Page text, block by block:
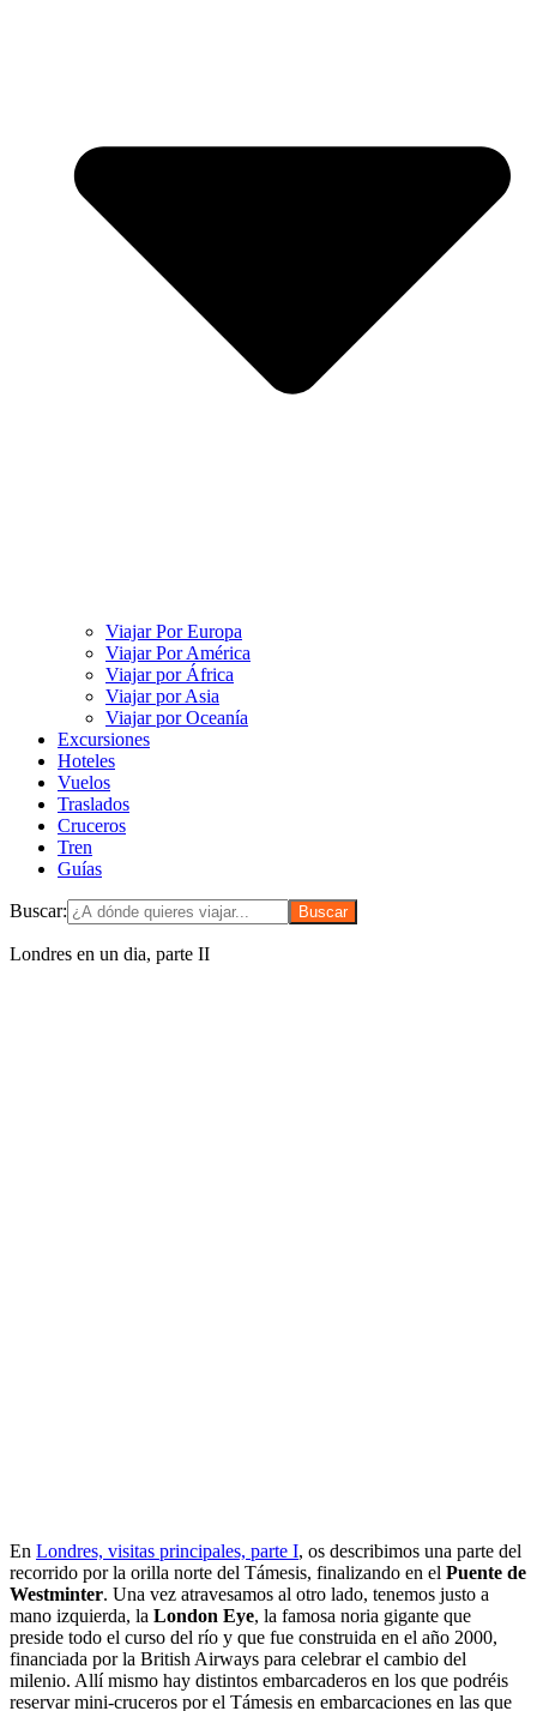
Viajar Por Europa
Viajar Por América
Viajar por África
Viajar por Asia
Viajar por Oceanía
Excursiones
Hoteles
Vuelos
Traslados
Cruceros
Tren
Guías
Buscar:
Londres en un dia, parte II
En Londres, visitas principales, parte I, os describimos una parte del
recorrido por la orilla norte del Támesis, finalizando en el Puente de
Westminter. Una vez atravesamos al otro lado, tenemos justo a
mano izquierda, la London Eye, la famosa noria gigante que
preside todo el curso del río y que fue construida en el año 2000,
financiada por la British Airways para celebrar el cambio del
milenio. Allí mismo hay distintos embarcaderos en los que podréis
reservar mini-cruceros por el Támesis en embarcaciones en las que